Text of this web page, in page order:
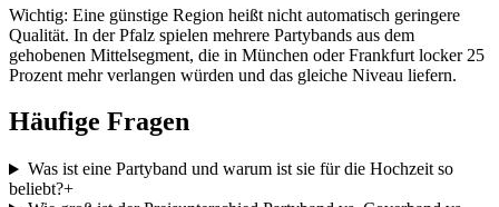
Wichtig: Eine günstige Region heißt nicht automatisch geringere
Qualität. In der Pfalz spielen mehrere Partybands aus dem
gehobenen Mittelsegment, die in München oder Frankfurt locker 25
Prozent mehr verlangen würden und das gleiche Niveau liefern.
Häufige Fragen
Was ist eine Partyband und warum ist sie für die Hochzeit so
beliebt?+